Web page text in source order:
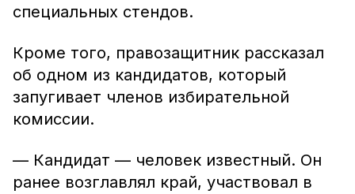
специальных стендов.
Кроме того, правозащитник рассказал
об одном из кандидатов, который
запугивает членов избирательной
комиссии.
— Кандидат — человек известный. Он
ранее возглавлял край, участвовал в